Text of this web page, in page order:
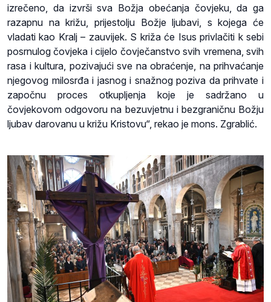
izrečeno, da izvrši sva Božja obećanja čovjeku, da ga
razapnu na križu, prijestolju Božje ljubavi, s kojega će
vladati kao Kralj – zauvijek. S križa će Isus privlačiti k sebi
posrnulog čovjeka i cijelo čovječanstvo svih vremena, svih
rasa i kultura, pozivajući sve na obraćenje, na prihvaćanje
njegovog milosrđa i jasnog i snažnog poziva da prihvate i
započnu proces otkupljenja koje je sadržano u
čovjekovom odgovoru na bezuvjetnu i bezgraničnu Božju
ljubav darovanu u križu Kristovu“, rekao je mons. Zgrablić.